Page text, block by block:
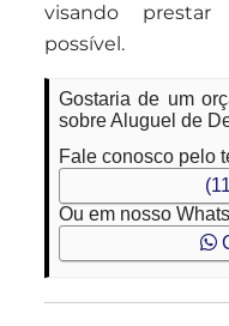
visando
possível.
Gostaria de um
sobre Aluguel de
Fale conosco pelo
Ou em nosso